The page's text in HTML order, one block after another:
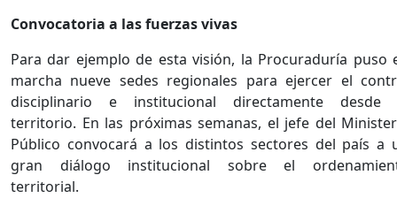
Convocatoria a las fuerzas vivas
Para dar ejemplo de esta visión, la Procuraduría puso
marcha nueve sedes regionales para ejercer el
disciplinario e institucional directamente desde
territorio. En las próximas semanas, el jefe del
Público convocará a los distintos sectores del país a
gran diálogo institucional sobre el
territorial.